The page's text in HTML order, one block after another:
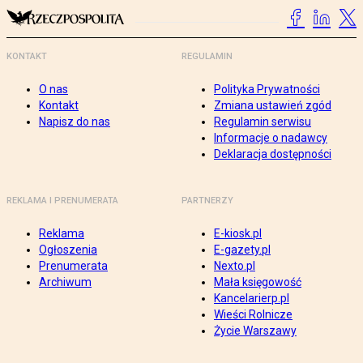
KONTAKT
O nas
Kontakt
Napisz do nas
REGULAMIN
Polityka Prywatności
Zmiana ustawień zgód
Regulamin serwisu
Informacje o nadawcy
Deklaracja dostępności
REKLAMA I PRENUMERATA
Reklama
Ogłoszenia
Prenumerata
Archiwum
PARTNERZY
E-kiosk.pl
E-gazety.pl
Nexto.pl
Mała księgowość
Kancelarierp.pl
Wieści Rolnicze
Życie Warszawy